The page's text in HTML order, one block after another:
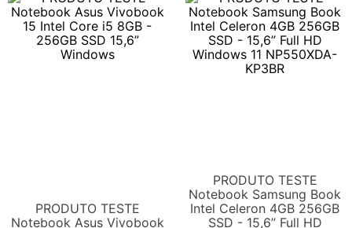
PRODUTO TESTE
Notebook Asus Vivobook
PRODUTO TESTE
Notebook Samsung Book
Intel Celeron 4GB 256GB
SSD - 15,6” Full HD